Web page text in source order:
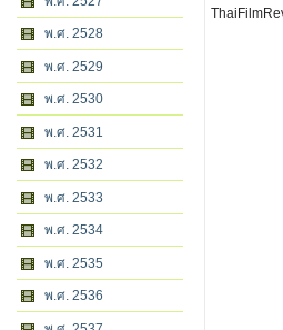
พ.ศ. 2528
พ.ศ. 2529
พ.ศ. 2530
พ.ศ. 2531
พ.ศ. 2532
พ.ศ. 2533
พ.ศ. 2534
พ.ศ. 2535
พ.ศ. 2536